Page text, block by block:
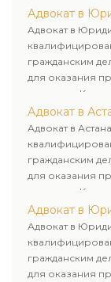
юридических
клиенту.
Адвокат в
Адвокат в
гражданским
для оказания
клиентам.
юридических
клиенту.
Адвокат в
Адвокат в
гражданским
для оказания
клиентам.
юридических
клиенту.
Адвокат в
Адвокат в
гражданским
для оказания